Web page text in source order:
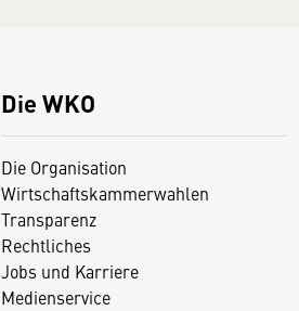
Die WKO
Die Organisation
Wirtschaftskammerwahlen
Transparenz
Rechtliches
Jobs und Karriere
Medienservice